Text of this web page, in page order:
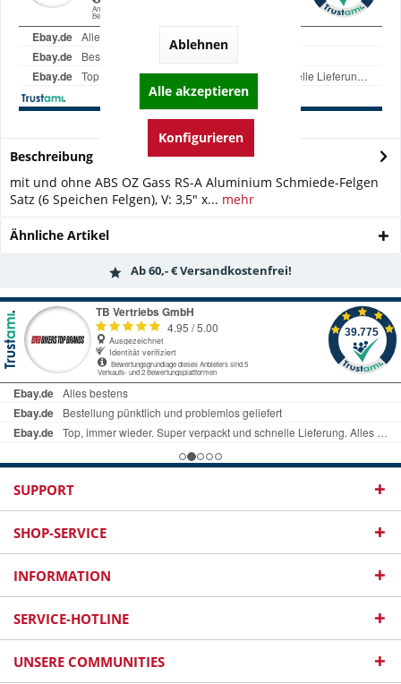
Beschreibung
mit und ohne ABS OZ Gass RS-A Aluminium Schmiede-Felgen
Satz (6 Speichen Felgen), V: 3,5" x... mehr
Ähnliche Artikel
Ab 60,- € Versandkostenfrei!
SUPPORT
SHOP-SERVICE
INFORMATION
SERVICE-HOTLINE
UNSERE COMMUNITIES
Ablehnen
Alle akzeptieren
Konfigurieren